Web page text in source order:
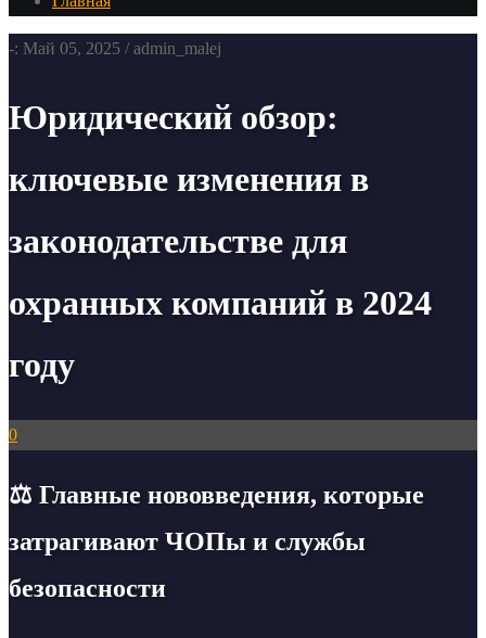
-: Май 05, 2025 / admin_malej
Юридический обзор:
ключевые изменения в
законодательстве для
охранных компаний в 2024
году
0
⚖️ Главные нововведения, которые
затрагивают ЧОПы и службы
безопасности